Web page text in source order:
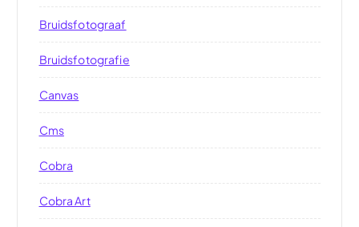
Bruidsfotograaf
Bruidsfotografie
Canvas
Cms
Cobra
Cobra Art